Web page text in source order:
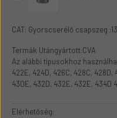
CAT: Gyorscserélő csapszeg
Termák Utángyártott:CVA
Az alábbi típusokhoz
422E, 424D, 426C, 428C,
430E, 432D, 432E, 432E, 434D
Elérhetőség: